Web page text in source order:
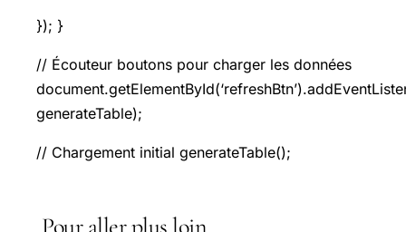
}); }
// Écouteur boutons pour charger les données
generateTable);
// Chargement initial generateTable();
Pour aller plus loin